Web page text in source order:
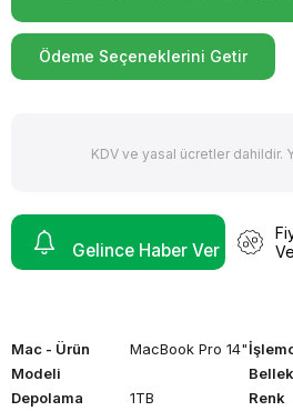
Ödeme Seçeneklerini Getir
KDV ve yasal ücretler dahildir.
Gelince Haber Ver
Mac - Ürün
Modeli
MacBook Pro 14"
Bellek
Depolama
1TB Renk